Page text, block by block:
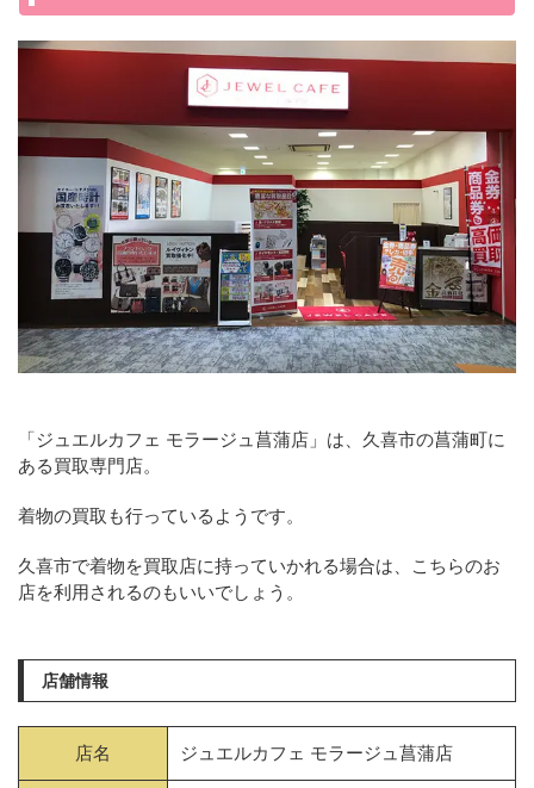
「ジュエルカフェ モラージュ菖蒲店」は、久喜市の菖蒲町に
ある買取専門店。
着物の買取も行っているようです。
久喜市で着物を買取店に持っていかれる場合は、こちらのお
店を利用されるのもいいでしょう。
店舗情報
店名 ジュエルカフェ モラージュ菖蒲店